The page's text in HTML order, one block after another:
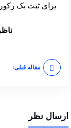
برای ثبت یک
مقاله قبلی:
ارسال نظر